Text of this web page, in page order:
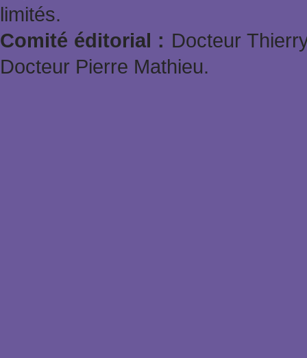
limités.
Comité éditorial : Docteur
Docteur Pierre Mathieu.